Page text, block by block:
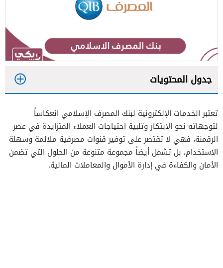
جدول المحتويات
2
تعتبر الخدمات الإلكترونية لبنك المصرف الإسلامي انعكاساً
لتوجهاته نحو الابتكار وتلبية احتياجات العملاء المتزايدة في عصر
الرقمنة، فهي لا تقتصر على توفير قنوات مصرفية ملائمة وسهلة
الاستخدام، بل تشمل أيضاً مجموعة متنوعة من الحلول التي تضمن
الأمان والكفاءة في إدارة الأموال والمعاملات المالية.